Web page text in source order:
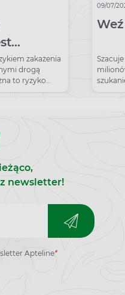
zakażenia
drogą
to ryzyko
09/07/
newsletter!
Apteline*